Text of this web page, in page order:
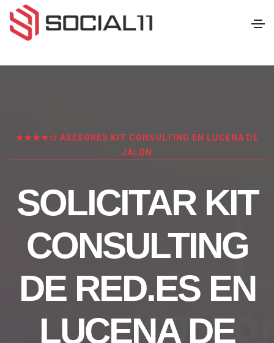
★★★★✩ ASESORES KIT CONSULTING EN LUCENA DE
JALÓN
SOLICITAR KIT
CONSULTING
DE RED.ES EN
LUCENA DE